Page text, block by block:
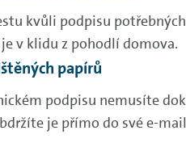
kvůli podpisu
v klidu z pohodlí domova.
papírů
podpisu nemusíte
je přímo do své e-